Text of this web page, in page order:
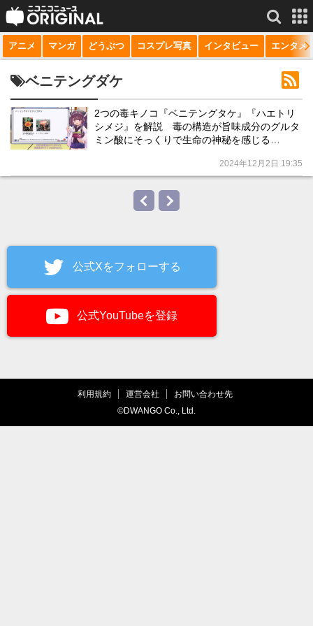
サービス一覧 もっと見る
動画
生放送
ニコニコQ
アニメ マンガ どうぶつ コスプレ写真 インタビュー エンタメ
ベニテングダケ
2つの毒キノコ『ベニテングタケ』『ハエトリ
シメジ』を解説 毒の構造が旨味成分のグルタ
ミン酸にそっくりで生命の神秘を感じる…
2024年12月2日 19:35
公式Xをフォローする
公式YouTubeを登録
利用規約 運営会社
お問い合わせ先
©DWANGO Co., Ltd.